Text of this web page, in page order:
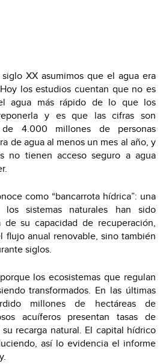
XX asumimos que el agua era
los estudios cuentan que no es
agua más rápido de lo que los
y es que las cifras son
de 4.000 millones de personas
de agua al menos un mes al año, y
no tienen acceso seguro a agua
como “bancarrota hídrica”: una
sistemas naturales han sido
su capacidad de recuperación,
flujo anual renovable, sino también
siglos.
los ecosistemas que regulan
transformados. En las últimas
millones de hectáreas de
acuíferos presentan tasas de
recarga natural. El capital hídrico
así lo evidencia el informe